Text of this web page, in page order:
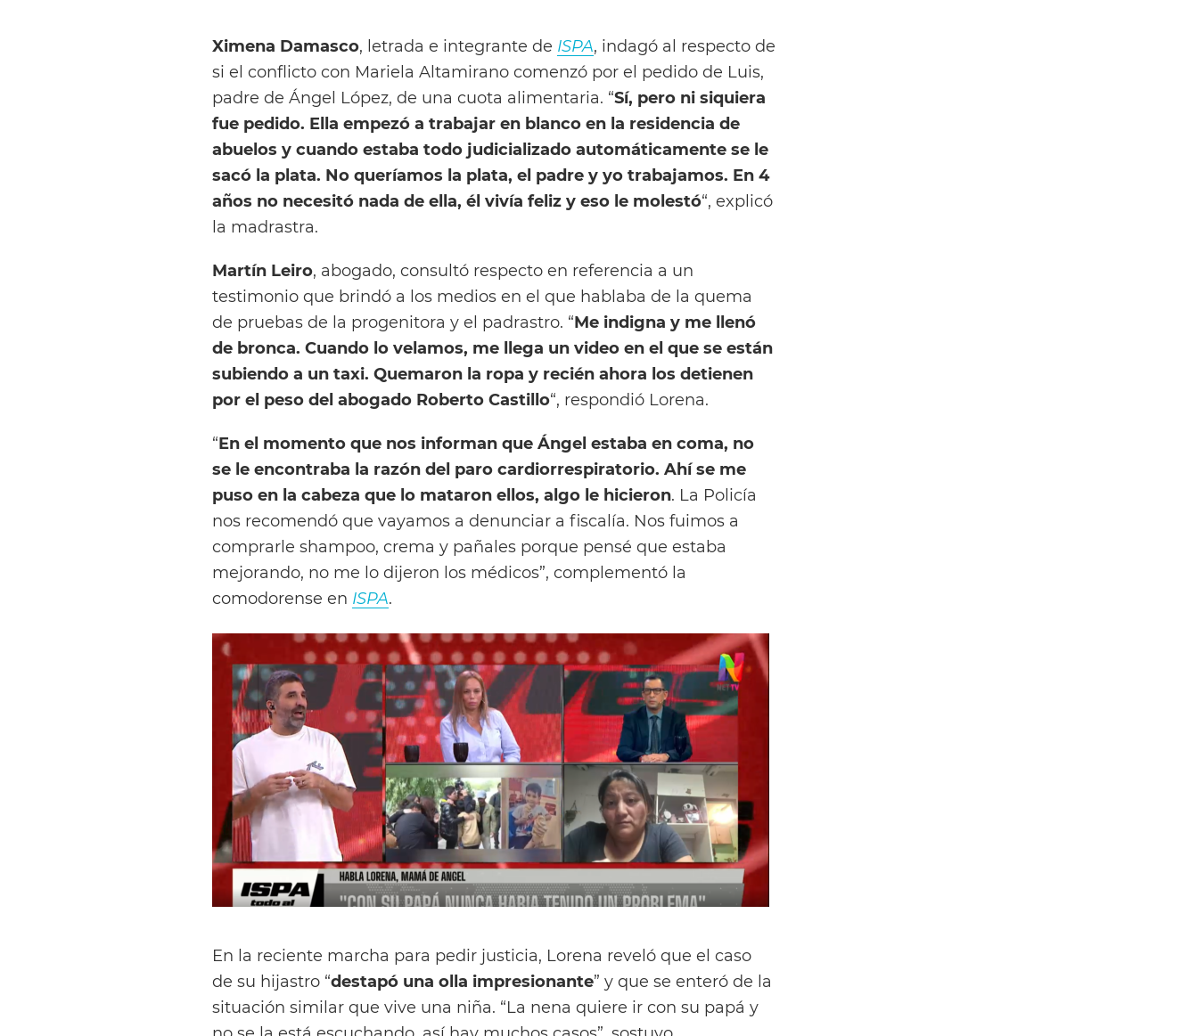
Ximena Damasco, letrada e integrante de ISPA, indagó al respecto de
si el conflicto con Mariela Altamirano comenzó por el pedido de Luis,
padre de Ángel López, de una cuota alimentaria. “Sí, pero ni siquiera
fue pedido. Ella empezó a trabajar en blanco en la residencia de
abuelos y cuando estaba todo judicializado automáticamente se le
sacó la plata. No queríamos la plata, el padre y yo trabajamos. En 4
años no necesitó nada de ella, él vivía feliz y eso le molestó“, explicó
la madrastra.
Martín Leiro, abogado, consultó respecto en referencia a un
testimonio que brindó a los medios en el que hablaba de la quema
de pruebas de la progenitora y el padrastro. “Me indigna y me llenó
de bronca. Cuando lo velamos, me llega un video en el que se están
subiendo a un taxi. Quemaron la ropa y recién ahora los detienen
por el peso del abogado Roberto Castillo“, respondió Lorena.
“En el momento que nos informan que Ángel estaba en coma, no
se le encontraba la razón del paro cardiorrespiratorio. Ahí se me
puso en la cabeza que lo mataron ellos, algo le hicieron. La Policía
nos recomendó que vayamos a denunciar a fiscalía. Nos fuimos a
comprarle shampoo, crema y pañales porque pensé que estaba
mejorando, no me lo dijeron los médicos”, complementó la
comodorense en ISPA.
En la reciente marcha para pedir justicia, Lorena reveló que el caso
de su hijastro “destapó una olla impresionante” y que se enteró de la
situación similar que vive una niña. “La nena quiere ir con su papá y